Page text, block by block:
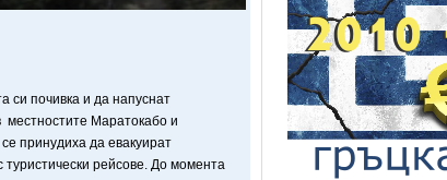
си почивка и да напуснат
местностите Маратокабо и
принудиха да евакуират
туристически рейсове. До момента